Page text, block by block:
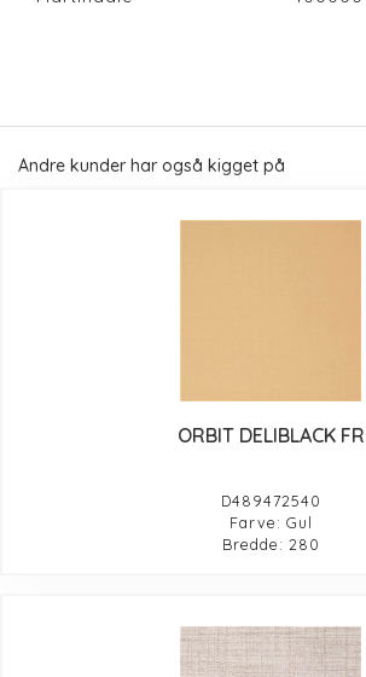
Andre kunder har også kigget på
ORBIT DELIBLACK FR
D489472540
Farve: Gul
Bredde: 280